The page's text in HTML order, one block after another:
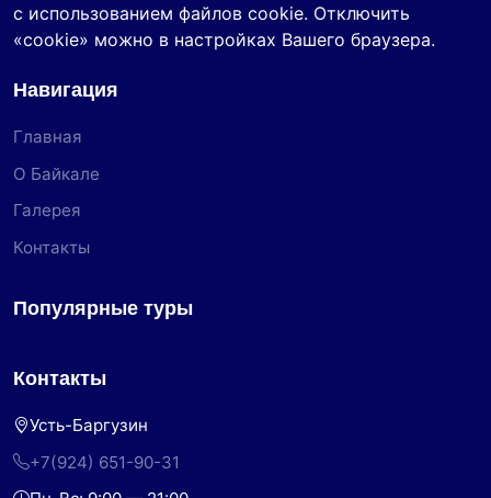
с использованием файлов cookie. Отключить
«cookie» можно в настройках Вашего браузера.
Навигация
Главная
О Байкале
Галерея
Контакты
Популярные туры
Контакты
Усть-Баргузин
+7(924) 651-90-31